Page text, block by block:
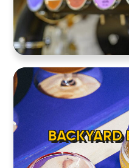
BACKYARD